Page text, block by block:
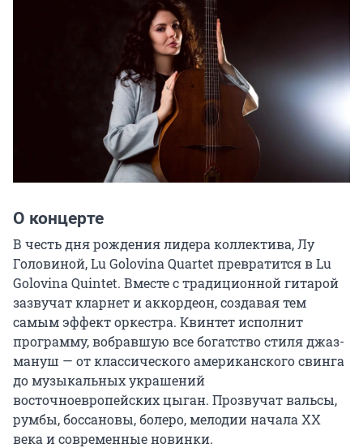
О концерте
В честь дня рождения лидера коллектива, Лу
Головиной, Lu Golovina Quartet превратится в Lu
Golovina Quintet. Вместе с традиционной гитарой
зазвучат кларнет и аккордеон, создавая тем
самым эффект оркестра. Квинтет исполнит
программу, вобравшую все богатство стиля джаз-
мануш — от классического американского свинга
до музыкальных украшений
восточноевропейских цыган. Прозвучат вальсы,
румбы, боссановы, болеро, мелодии начала XX
века и современные новинки.